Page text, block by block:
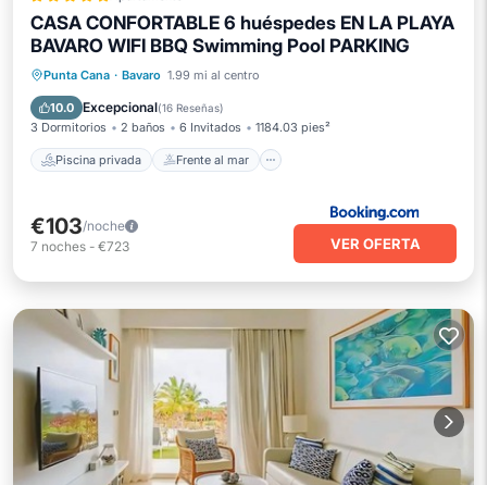
CASA CONFORTABLE 6 huéspedes EN LA PLAYA
BAVARO WIFI BBQ Swimming Pool PARKING
Punta Cana · Bavaro 1.99 mi al centro
10.0 Excepcional(16 Reseñas)
3 Dormitorios 2 baños 6 Invitados 1184.03 pies²
Piscina privada Frente al mar
Piscina privada
Frente al mar
Bañera de hidromasaje
€103/noche
7 noches - €723 VER OFERTA